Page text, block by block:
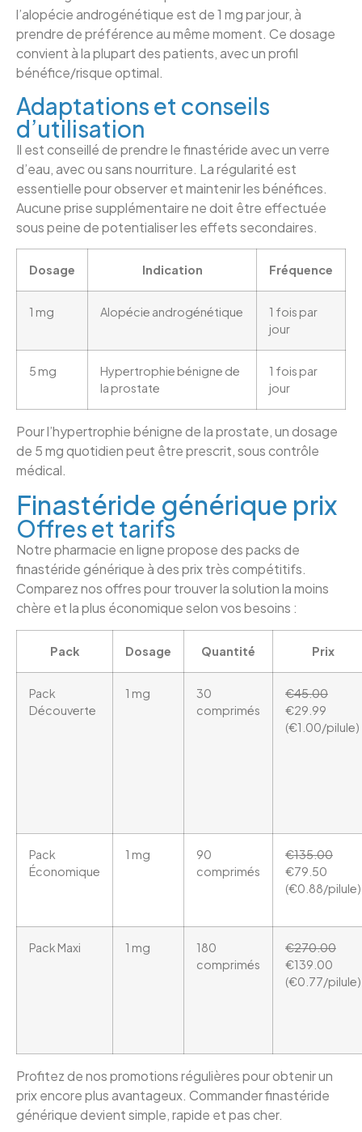
l’alopécie androgénétique est de 1 mg par jour, à
prendre de préférence au même moment. Ce dosage
convient à la plupart des patients, avec un profil
bénéfice/risque optimal.
Adaptations et conseils
d’utilisation
Il est conseillé de prendre le finastéride avec un verre
d’eau, avec ou sans nourriture. La régularité est
essentielle pour observer et maintenir les bénéfices.
Aucune prise supplémentaire ne doit être effectuée
sous peine de potentialiser les effets secondaires.
Dosage Indication Fréquence
1 mg Alopécie androgénétique
1 fois par
jour
5 mg
Hypertrophie bénigne de
la prostate
1 fois par
jour
Pour l’hypertrophie bénigne de la prostate, un dosage
de 5 mg quotidien peut être prescrit, sous contrôle
médical.
Finastéride générique prix
Offres et tarifs
Notre pharmacie en ligne propose des packs de
finastéride générique à des prix très compétitifs.
Comparez nos offres pour trouver la solution la moins
chère et la plus économique selon vos besoins :
Pack Dosage Quantité Prix
Pack
Découverte
1 mg
30
comprimés
€45.00
€29.99
(€1.00/pilule)
Pack
Économique
1 mg
90
comprimés
€135.00
€79.50
(€0.88/pilule)
Pack Maxi 1 mg
180
comprimés
€270.00
€139.00
(€0.77/pilule)
Profitez de nos promotions régulières pour obtenir un
prix encore plus avantageux. Commander finastéride
générique devient simple, rapide et pas cher.